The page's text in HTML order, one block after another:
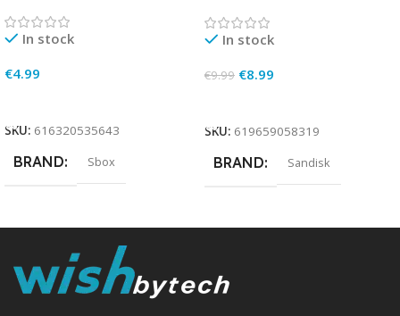
In stock
€4.99
SKU: 616320535643
BRAND Sbox
In stock
€9.99 €8.99
SKU: 619659058319
BRAND Sandisk